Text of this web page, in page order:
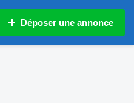
Déposer une annonce